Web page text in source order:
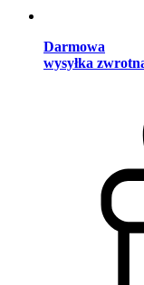
Darmowa
wysyłka